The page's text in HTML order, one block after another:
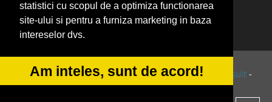
statistici cu scopul de a optimiza functionarea
site-ului si pentru a furniza marketing in baza
intereselor dvs.
Am inteles, sunt de acord!
SistemeFotovoltaice.com
TractariAsistentaRutiera.com
© 2014-2026 Powered byVilonMedia&Tokaido Consult -
ANPC SOL